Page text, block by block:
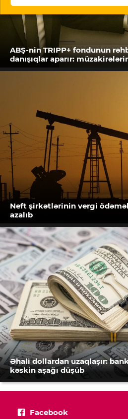
ABŞ-nin TRIPP+ fondunun
danışıqlar aparır:
Neft şirkətlərinin vergi
azalıb
Əhali dollardan uzaqlaşır:
kəskin aşağı düşüb
Facebook